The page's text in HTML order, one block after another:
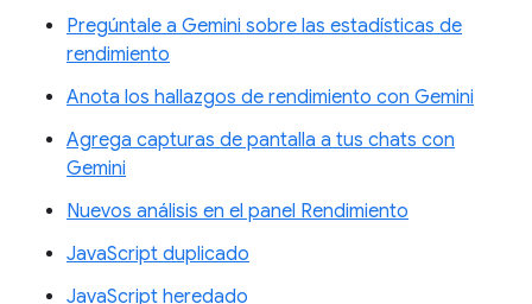
Pregúntale a Gemini sobre las estadísticas de
rendimiento
Anota los hallazgos de rendimiento con Gemini
Agrega capturas de pantalla a tus chats con
Gemini
Nuevos análisis en el panel Rendimiento
JavaScript duplicado
JavaScript heredado